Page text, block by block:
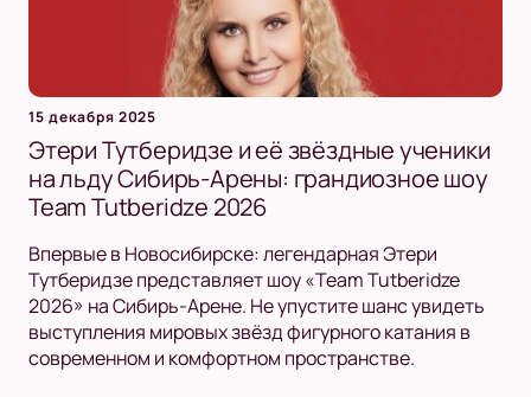
15 декабря 2025
Этери Тутберидзе и её звёздные ученики
на льду Сибирь-Арены: грандиозное шоу
Team Tutberidze 2026
Впервые в Новосибирске: легендарная Этери
Тутберидзе представляет шоу «Team Tutberidze
2026» на Сибирь-Арене. Не упустите шанс увидеть
выступления мировых звёзд фигурного катания в
современном и комфортном пространстве.